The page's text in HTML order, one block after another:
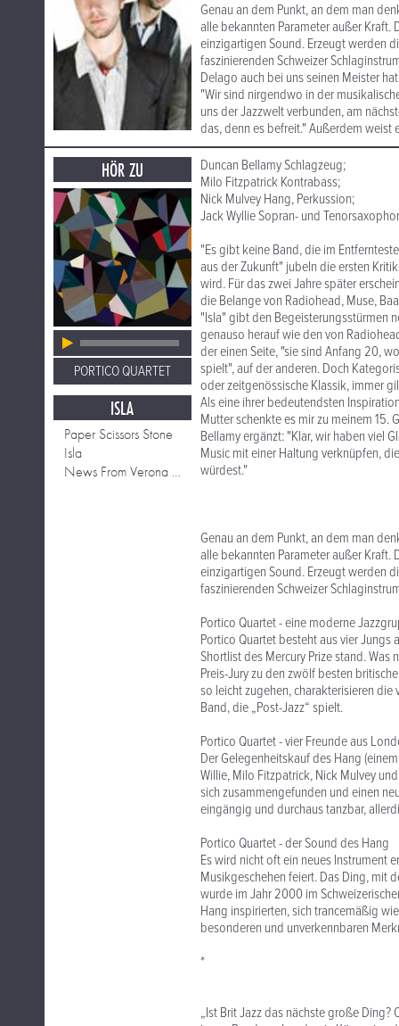
Genau an dem Punkt, an dem man
alle bekannten Parameter außer Kraft.
einzigartigen Sound. Erzeugt werden
faszinierenden Schweizer
Delago auch bei uns seinen Meister
"Wir sind nirgendwo in der
uns der Jazzwelt verbunden, am
das, denn es befreit." Außerdem weist
HÖR ZU
PORTICO QUARTET
ISLA
Paper Scissors Stone
Isla
News From Verona (Knee Deep North Ses)
Duncan Bellamy Schlagzeug;
Milo Fitzpatrick Kontrabass;
Nick Mulvey Hang, Perkussion;
Jack Wyllie Sopran- und
"Es gibt keine Band, die im
aus der Zukunft" jubeln die ersten
wird. Für das zwei Jahre später
die Belange von Radiohead, Muse,
"Isla" gibt den Begeisterungsstürmen
genauso herauf wie den von
der einen Seite, "sie sind Anfang 20,
spielt", auf der anderen. Doch
oder zeitgenössische Klassik, immer
Als eine ihrer bedeutendsten
Mutter schenkte es mir zu meinem 15.
Bellamy ergänzt: "Klar, wir haben viel
Music mit einer Haltung verknüpfen,
würdest."
Genau an dem Punkt, an dem man
alle bekannten Parameter außer Kraft.
einzigartigen Sound. Erzeugt werden
faszinierenden Schweizer
Portico Quartet - eine moderne
Portico Quartet besteht aus vier
Shortlist des Mercury Prize stand.
Preis-Jury zu den zwölf besten
so leicht zugehen, charakterisieren
Band, die „Post-Jazz“ spielt.
Portico Quartet - vier Freunde aus
Der Gelegenheitskauf des Hang
Willie, Milo Fitzpatrick, Nick Mulvey
sich zusammengefunden und einen
eingängig und durchaus tanzbar,
Portico Quartet - der Sound des Hang
Es wird nicht oft ein neues Instrument
Musikgeschehen feiert. Das Ding, mit
wurde im Jahr 2000 im
Hang inspirierten, sich trancemäßig
besonderen und unverkennbaren
*
„Ist Brit Jazz das nächste große